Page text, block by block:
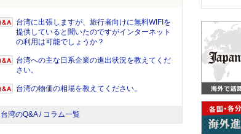
台湾に出張しますが、旅行者向けに無料WIFIを
提供していると聞いたのですがインターネット
の利用は可能でしょうか？
台湾への主な日系企業の進出状況を教えてくだ
さい。
台湾の物価の相場を教えてください。
台湾のQ&A / コラム一覧